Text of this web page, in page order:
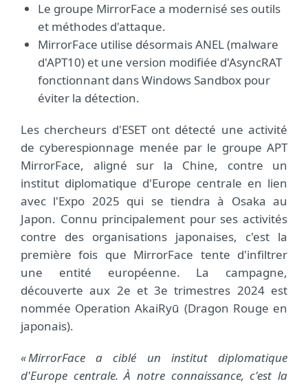
Le groupe MirrorFace a modernisé ses outils
et méthodes d'attaque.
MirrorFace utilise désormais ANEL (malware
d'APT10) et une version modifiée d'AsyncRAT
fonctionnant dans Windows Sandbox pour
éviter la détection.
Les chercheurs d'ESET ont détecté une activité
de cyberespionnage menée par le groupe APT
MirrorFace, aligné sur la Chine, contre un
institut diplomatique d'Europe centrale en lien
avec l'Expo 2025 qui se tiendra à Osaka au
Japon. Connu principalement pour ses activités
contre des organisations japonaises, c'est la
première fois que MirrorFace tente d'infiltrer
une entité européenne. La campagne,
découverte aux 2e et 3e trimestres 2024 est
nommée Operation AkaiRyū (Dragon Rouge en
japonais).
« MirrorFace a ciblé un institut diplomatique
d'Europe centrale. À notre connaissance, c'est la